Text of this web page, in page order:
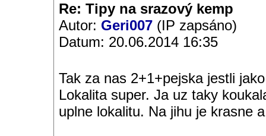
Re: Tipy na srazový kemp
Autor: Geri007 (IP zapsáno)
Datum: 20.06.2014 16:35
Tak za nas 2+1+pejska jestli
Lokalita super. Ja uz taky
uplne lokalitu. Na jihu je krasne